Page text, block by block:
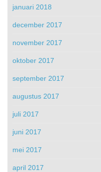
januari 2018
december 2017
november 2017
oktober 2017
september 2017
augustus 2017
juli 2017
juni 2017
mei 2017
april 2017